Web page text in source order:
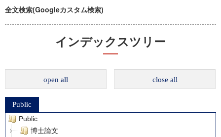
全文検索(Googleカスタム検索)
インデックスツリー
open all close all
Public
Public
博士論文